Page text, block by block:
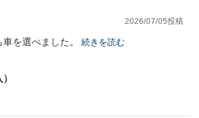
2026/07/05投稿
を選べました。 続きを読む